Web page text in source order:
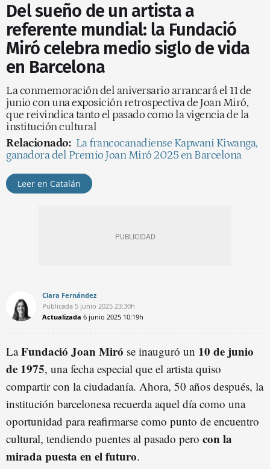
Del sueño de un artista a
referente mundial: la Fundació
Miró celebra medio siglo de vida
en Barcelona
La conmemoración del aniversario arrancará el 11 de
junio con una exposición retrospectiva de Joan Miró,
que reivindica tanto el pasado como la vigencia de la
institución cultural
Relacionado: La francocanadiense Kapwani Kiwanga,
ganadora del Premio Joan Miró 2025 en Barcelona
Leer en Catalán
Clara Fernández
Publicada 5 junio 2025 23:30h
Actualizada 6 junio 2025 10:19h
LaFundació Joan Miró se inauguró un 10 de junio
de 1975, una fecha especial que el artista quiso
compartir con la ciudadanía. Ahora, 50 años después, la
institución barcelonesa recuerda aquel día como una
oportunidad para reafirmarse como punto de encuentro
cultural, tendiendo puentes al pasado pero con la
mirada puesta en el futuro.